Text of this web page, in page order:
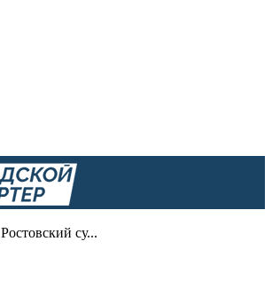
Ростовский су...